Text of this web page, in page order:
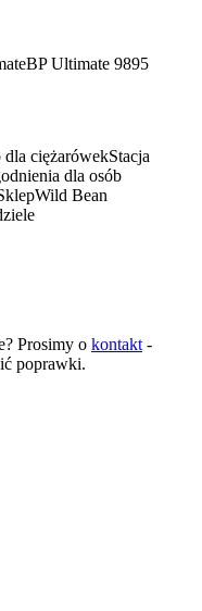
BP Ultimate 9895
dla ciężarówekStacja
dla osób
Wild Bean
Prosimy o kontakt -
poprawki.